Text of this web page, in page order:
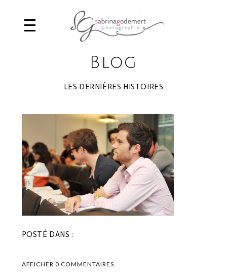
Blog
LES DERNIÈRES HISTOIRES
POSTÉ DANS :
AFFICHER0 COMMENTAIRES